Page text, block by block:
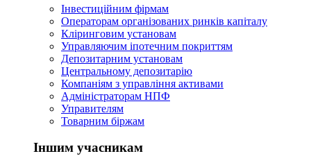
Інвестиційним фірмам
Операторам організованих ринків капіталу
Кліринговим установам
Управляючим іпотечним покриттям
Депозитарним установам
Центральному депозитарію
Компаніям з управління активами
Адміністраторам НПФ
Управителям
Товарним біржам
Іншим учасникам